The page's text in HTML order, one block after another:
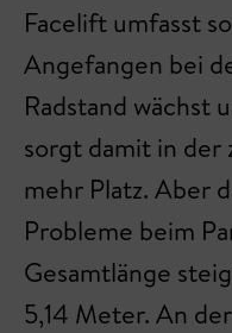
Facelift umfasst
Angefangen bei
Radstand wächst
sorgt damit in
mehr Platz. Aber
Probleme beim
Gesamtlänge
5,14 Meter. An